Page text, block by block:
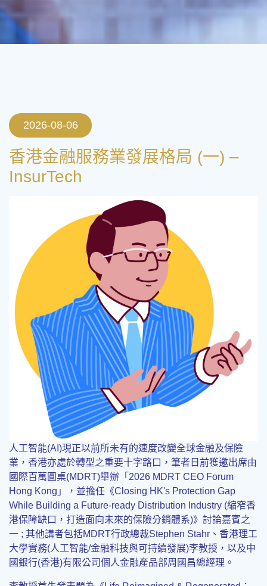
2026-08-06
香港金融服務業發展格局 (一) –
InsurTech
人工智能(AI)現正以前所未有的速度改變全球金融及保險
業，香港亦處於轉型之重要十字路口，筆者日前獲邀出席由
國際百萬圓桌(MDRT)舉辦「2026 MDRT CEO Forum
Hong Kong」，並擔任《Closing HK's Protection Gap
While Building a Future-ready Distribution Industry (縮窄香
港保障缺口，打造面向未來的保險分銷體系)》討論嘉賓之
一 ; 其他講者包括MDRT行政總裁Stephen Stahr、香港理工
大學實務(人工智能/金融科技與可持續發展)李教授，以及中
國銀行(香港)有限公司個人金融產品部周國昌總經理。